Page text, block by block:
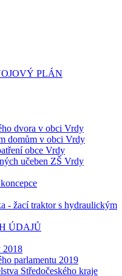
PLÁN
dvora v obci Vrdy
domům v obci Vrdy
obce Vrdy
učeben ZŠ Vrdy
- žací traktor s hydraulickým
ÚDAJŮ
2018
parlamentu 2019
Středočeského kraje